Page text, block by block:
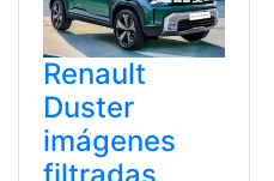
Renault
Duster
imágenes